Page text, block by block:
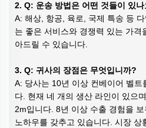
2. Q: 운송 방법은 어떤 것들이 있나
A: 해상, 항공, 육로, 국제 특송 등
는 좋은 서비스와 경쟁력 있는 가격
아드릴 수 있습니다.
3. Q: 귀사의 장점은 무엇입니까?
A: 당사는 10년 이상 컨베이어 벨트
다. 현재 네 개의 생산 라인이 있으
2m입니다. 8년 이상 수출 경험을
노하우를 갖추고 있습니다. 시장 상